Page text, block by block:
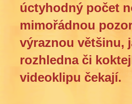
úctyhodný počet
mimořádnou
výraznou většinu,
rozhledna či
videoklipu čekají.